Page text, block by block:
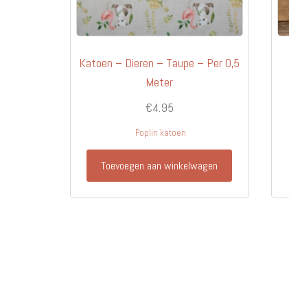
Katoen – Dieren – Taupe – Per 0,5
Meter
€4.95
Poplin katoen
Toevoegen aan winkelwagen